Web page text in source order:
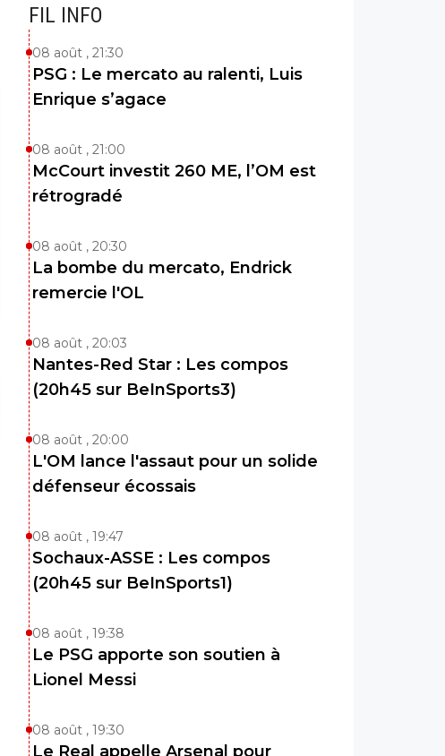
FIL INFO
08 août , 21:30
PSG : Le mercato au ralenti, Luis
Enrique s’agace
08 août , 21:00
McCourt investit 260 ME, l’OM est
rétrogradé
08 août , 20:30
La bombe du mercato, Endrick
remercie l'OL
08 août , 20:03
Nantes-Red Star : Les compos
(20h45 sur BeInSports3)
08 août , 20:00
L'OM lance l'assaut pour un solide
défenseur écossais
08 août , 19:47
Sochaux-ASSE : Les compos
(20h45 sur BeInSports1)
08 août , 19:38
Le PSG apporte son soutien à
Lionel Messi
08 août , 19:30
Le Real appelle Arsenal pour